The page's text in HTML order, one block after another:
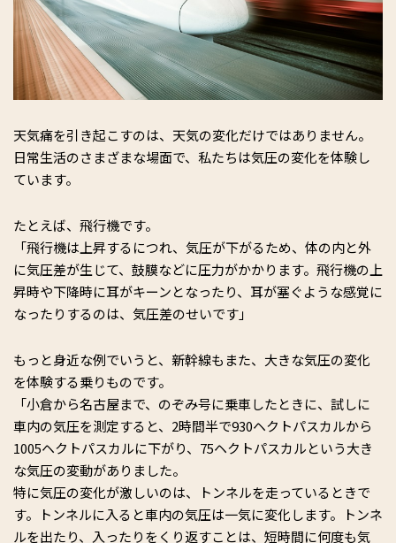
天気痛を引き起こすのは、天気の変化だけではありません。
日常生活のさまざまな場面で、私たちは気圧の変化を体験し
ています。
たとえば、飛行機です。
「飛行機は上昇するにつれ、気圧が下がるため、体の内と外
に気圧差が生じて、鼓膜などに圧力がかかります。飛行機の上
昇時や下降時に耳がキーンとなったり、耳が塞ぐような感覚に
なったりするのは、気圧差のせいです」
もっと身近な例でいうと、新幹線もまた、大きな気圧の変化
を体験する乗りものです。
「小倉から名古屋まで、のぞみ号に乗車したときに、試しに
車内の気圧を測定すると、2時間半で930ヘクトパスカルから
1005ヘクトパスカルに下がり、75ヘクトパスカルという大き
な気圧の変動がありました。
特に気圧の変化が激しいのは、トンネルを走っているときで
す。トンネルに入ると車内の気圧は一気に変化します。トンネ
ルを出たり、入ったりをくり返すことは、短時間に何度も気